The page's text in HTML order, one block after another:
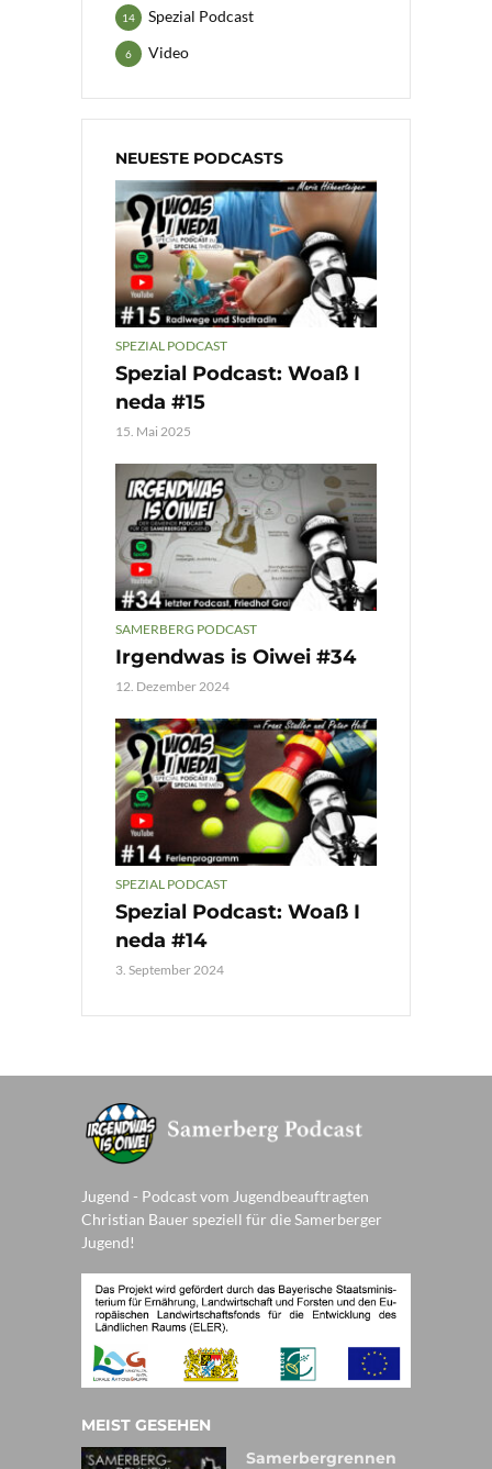
Spezial Podcast
14
Video
6
NEUESTE PODCASTS
SPEZIAL PODCAST
Spezial Podcast: Woaß I
neda #15
15. Mai 2025
SAMERBERG PODCAST
Irgendwas is Oiwei #34
12. Dezember 2024
SPEZIAL PODCAST
Spezial Podcast: Woaß I
neda #14
3. September 2024
Jugend - Podcast vom Jugendbeauftragten
Christian Bauer speziell für die Samerberger
Jugend!
MEIST GESEHEN
Samerbergrennen